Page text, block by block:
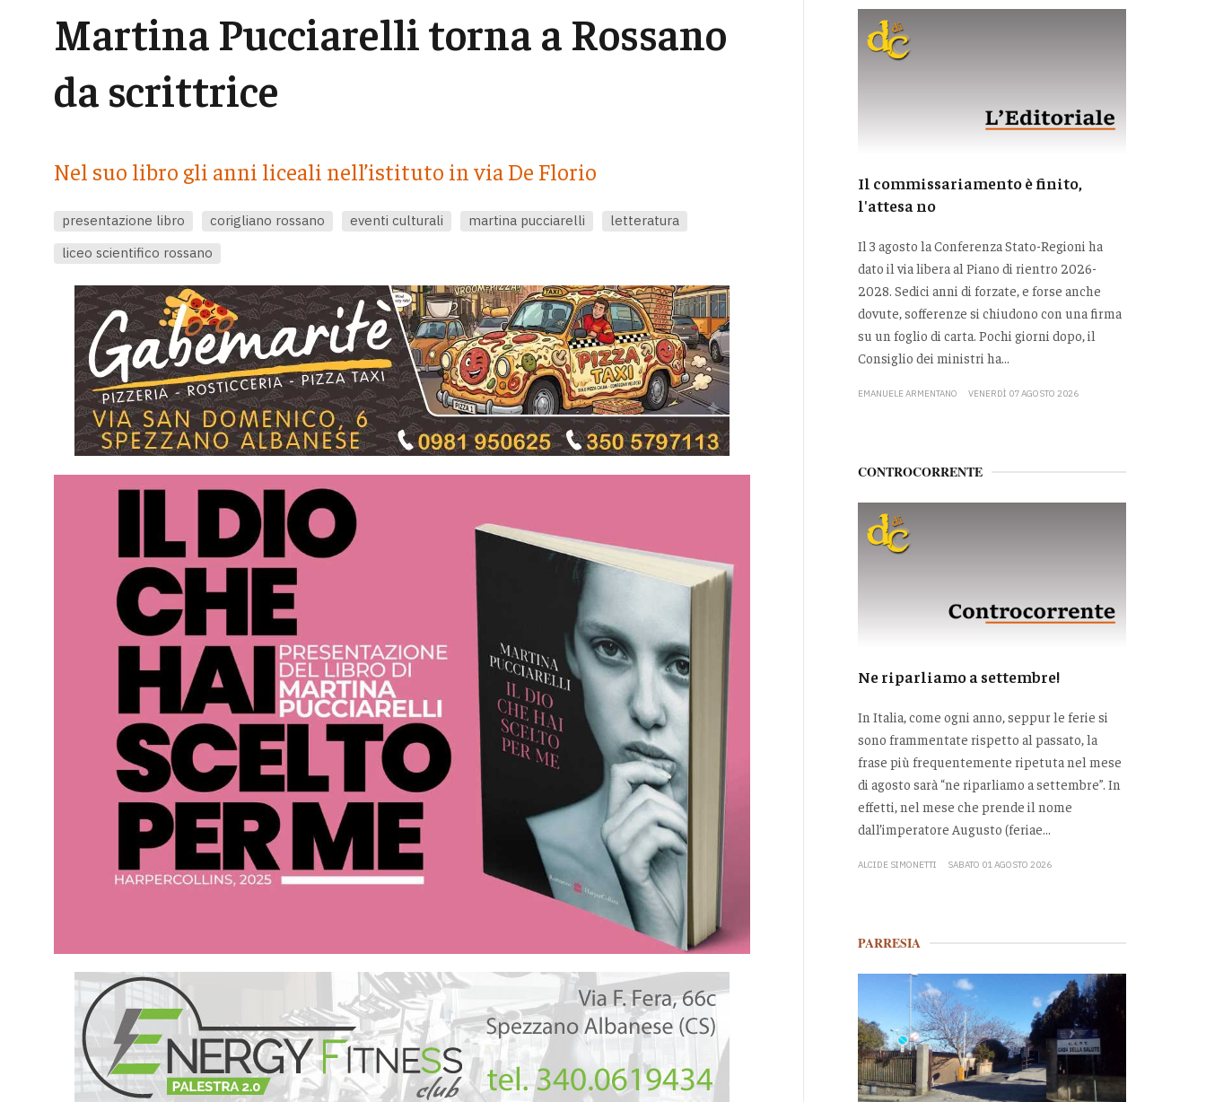
Martina Pucciarelli torna a Rossano
da scrittrice
Nel suo libro gli anni liceali nell’istituto in via De Florio
presentazione libro corigliano rossano eventi culturali martina pucciarelli
letteratura
liceo scientifico rossano
Il commissariamento è finito,
l'attesa no
Il 3 agosto la Conferenza Stato-Regioni ha
dato il via libera al Piano di rientro 2026-
2028. Sedici anni di forzate, e forse anche
dovute, sofferenze si chiudono con una firma
su un foglio di carta. Pochi giorni dopo, il
Consiglio dei ministri ha...
EMANUELE ARMENTANO VENERDÌ 07 AGOSTO 2026
CONTROCORRENTE
Ne riparliamo a settembre!
In Italia, come ogni anno, seppur le ferie si
sono frammentate rispetto al passato, la
frase più frequentemente ripetuta nel mese
di agosto sarà “ne riparliamo a settembre”. In
effetti, nel mese che prende il nome
dall’imperatore Augusto (feriae...
ALCIDE SIMONETTI SABATO 01 AGOSTO 2026
PARRESIA